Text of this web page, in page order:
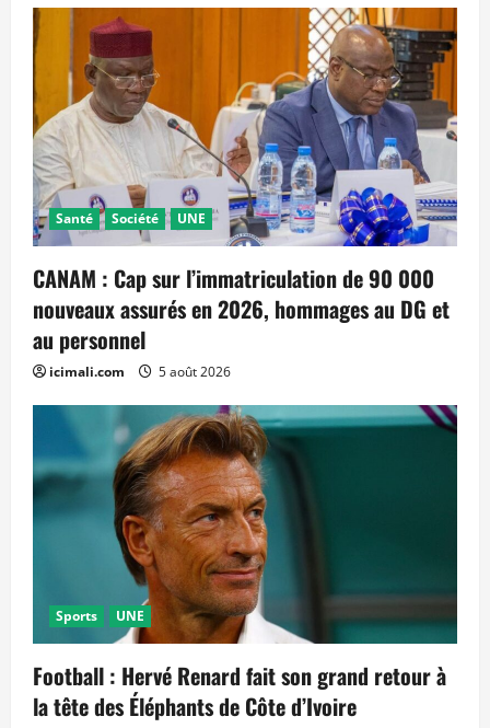
Santé Société UNE
CANAM : Cap sur l’immatriculation de 90 000
nouveaux assurés en 2026, hommages au DG et
au personnel
icimali.com 5 août 2026
Sports UNE
Football : Hervé Renard fait son grand retour à
la tête des Éléphants de Côte d’Ivoire